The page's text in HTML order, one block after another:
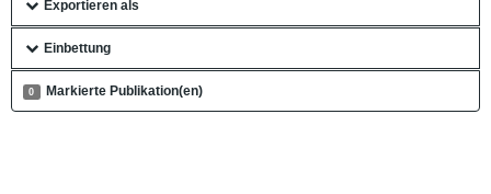
Exportieren als
Einbettung
0 Markierte Publikation(en)